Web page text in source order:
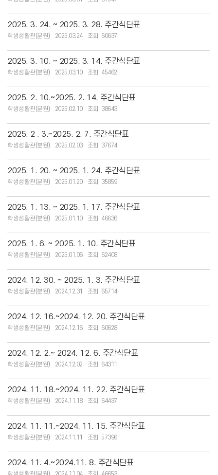
2025. 3. 24. ~ 2025. 3. 28. 주간식단표
학생생활관(분원) 2025.03.24 60637
2025. 3. 10. ~ 2025. 3. 14. 주간식단표
학생생활관(분원) 2025.03.10 45462
2025. 2. 10.~2025. 2. 14. 주간식단표
학생생활관(분원) 2025.02.10 38643
2025. 2 . 3.~2025. 2. 7. 주간식단표
학생생활관(분원) 2025.02.03 37674
2025. 1. 20. ~ 2025. 1. 24. 주간식단표
학생생활관(분원) 2025.01.20 35859
2025. 1. 13. ~ 2025. 1. 17. 주간식단표
학생생활관(분원) 2025.01.10 46636
2025. 1. 6. ~ 2025. 1. 10. 주간식단표
학생생활관(분원) 2025.01.06 62408
2024. 12. 30. ~ 2025. 1. 3. 주간식단표
학생생활관(분원) 2024.12.31 65714
2024. 12. 16.~2024. 12. 20. 주간식단표
학생생활관(분원) 2024.12.16 60628
2024. 12. 2.~ 2024. 12. 6. 주간식단표
학생생활관(분원) 2024.12.02 64311
2024. 11. 18.~2024. 11. 22. 주간식단표
학생생활관(분원) 2024.11.18 64437
2024. 11. 11.~2024. 11. 15. 주간식단표
학생생활관(분원) 2024.11.11 57396
2024. 11. 4.~2024.11. 8. 주간식단표